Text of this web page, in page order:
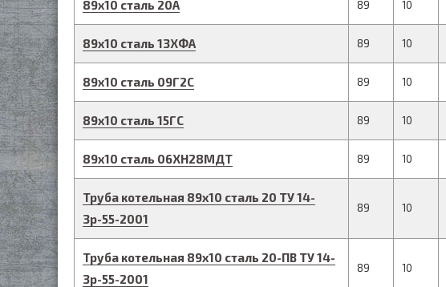
89х10 сталь 20А 89 10
89х10 сталь 13ХФА 89 10
89х10 сталь 09Г2С 89 10
89х10 сталь 15ГС 89 10
89х10 сталь 06ХН28МДТ 89 10
Труба котельная 89х10 сталь 20 ТУ 14-
3р-55-2001
89 10
Труба котельная 89х10 сталь 20-ПВ ТУ 14-
3р-55-2001
89 10